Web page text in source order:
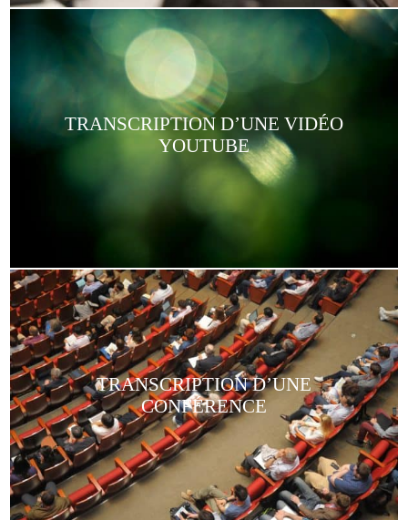
TRANSCRIPTION D’UNE VIDÉO
YOUTUBE
TRANSCRIPTION D’UNE
CONFÉRENCE